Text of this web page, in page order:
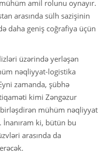
amil rolunu oynayır.
arasında sülh sazişinin
daha geniş coğrafiya üçün
üzərində yerləşən
nəqliyyat-logistika
zamanda, şübhə
kimi Zəngəzur
mühüm nəqliyyat
İnanıram ki, bütün bu
arasında da